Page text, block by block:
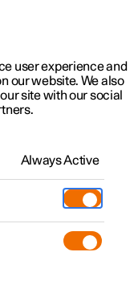
user experience and
our website. We also
site with our social
Always Active